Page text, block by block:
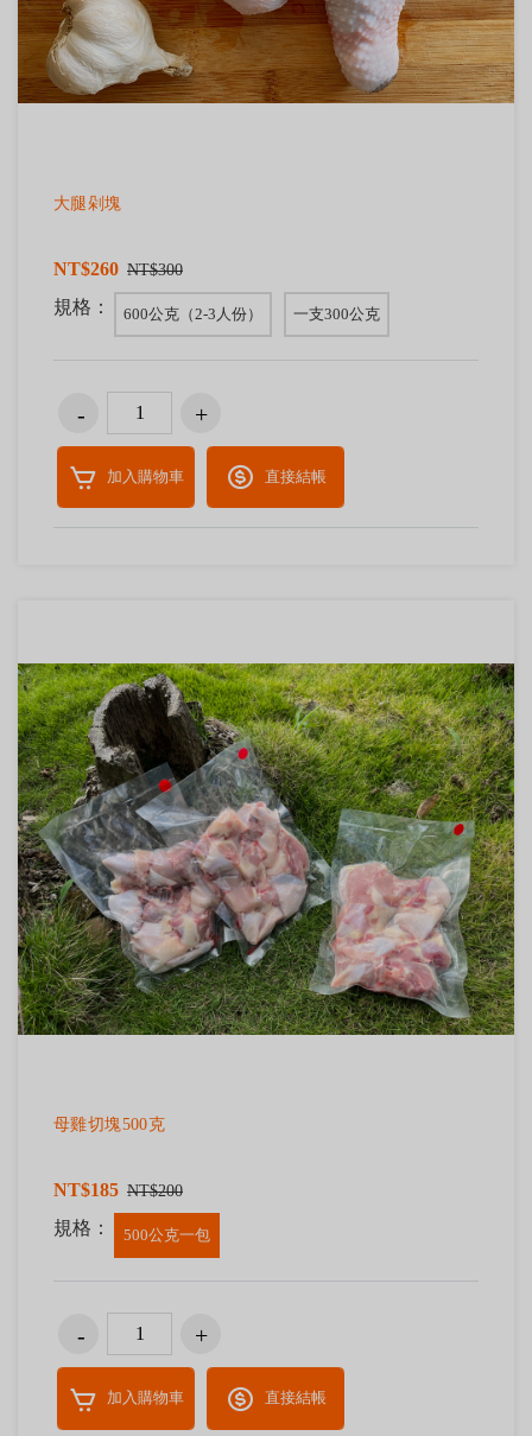
大腿剁塊
NT$260 NT$300
規格： 600公克（2-3人份） 一支300公克
加入購物車 直接結帳
母雞切塊500克
NT$185 NT$200
規格： 500公克一包
加入購物車 直接結帳